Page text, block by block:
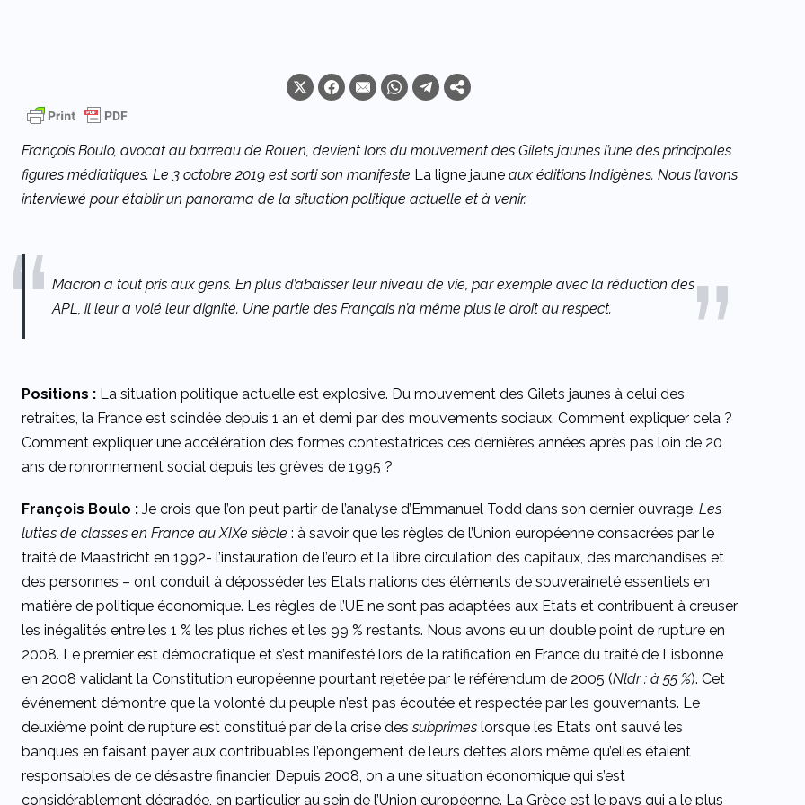
François Boulo, avocat au barreau de Rouen, devient lors du mouvement des Gilets jaunes l’une des principales
figures médiatiques. Le 3 octobre 2019 est sorti son manifeste La ligne jaune aux éditions Indigènes. Nous l’avons
interviewé pour établir un panorama de la situation politique actuelle et à venir.
Macron a tout pris aux gens. En plus d’abaisser leur niveau de vie, par exemple avec la réduction des
APL, il leur a volé leur dignité. Une partie des Français n’a même plus le droit au respect.
Positions : La situation politique actuelle est explosive. Du mouvement des Gilets jaunes à celui des
retraites, la France est scindée depuis 1 an et demi par des mouvements sociaux. Comment expliquer cela ?
Comment expliquer une accélération des formes contestatrices ces dernières années après pas loin de 20
ans de ronronnement social depuis les grèves de 1995 ?
François Boulo : Je crois que l’on peut partir de l’analyse d’Emmanuel Todd dans son dernier ouvrage, Les
luttes de classes en France au XIXe siècle : à savoir que les règles de l’Union européenne consacrées par le
traité de Maastricht en 1992- l’instauration de l’euro et la libre circulation des capitaux, des marchandises et
des personnes – ont conduit à déposséder les Etats nations des éléments de souveraineté essentiels en
matière de politique économique. Les règles de l’UE ne sont pas adaptées aux Etats et contribuent à creuser
les inégalités entre les 1 % les plus riches et les 99 % restants. Nous avons eu un double point de rupture en
2008. Le premier est démocratique et s’est manifesté lors de la ratification en France du traité de Lisbonne
en 2008 validant la Constitution européenne pourtant rejetée par le référendum de 2005 (Nldr : à 55 %). Cet
événement démontre que la volonté du peuple n’est pas écoutée et respectée par les gouvernants. Le
deuxième point de rupture est constitué par de la crise dessubprimes lorsque les Etats ont sauvé les
banques en faisant payer aux contribuables l’épongement de leurs dettes alors même qu’elles étaient
responsables de ce désastre financier. Depuis 2008, on a une situation économique qui s’est
considérablement dégradée, en particulier au sein de l’Union européenne. La Grèce est le pays qui a le plus